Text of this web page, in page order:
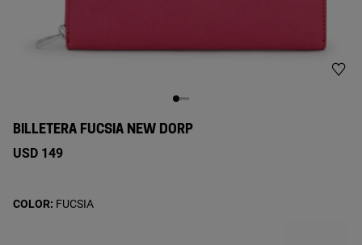
BILLETERA FUCSIA NEW DORP
USD 149
COLOR: FUCSIA